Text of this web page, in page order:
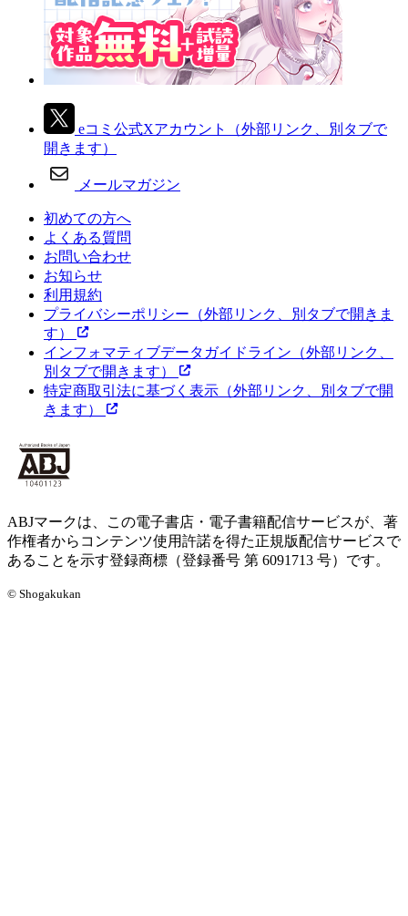
eコミ公式Xアカウント
（外部リンク、別タブで
開きます）
メールマガジン
初めての方へ
よくある質問
お問い合わせ
お知らせ
利用規約
プライバシーポリシー （外部リンク、別タブで開きま
す）
インフォマティブデータガイドライン （外部リンク、
別タブで開きます）
特定商取引法に基づく表示 （外部リンク、別タブで開
きます）
ABJマークは、この電子書店・電子書籍配信サービスが、著
作権者からコンテンツ使用許諾を得た正規版配信サービスで
あることを示す登録商標（登録番号 第 6091713 号）です。
© Shogakukan